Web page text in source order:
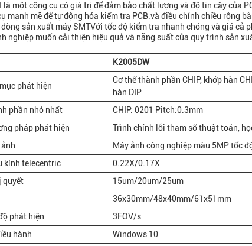
một công cụ có giá trị để đảm bảo chất lượng và độ tin cậy của
mạnh mẽ để tự động hóa kiểm tra PCB.và điều chỉnh chiều rộng
sản xuất máy SMTVới tốc độ kiểm tra nhanh chóng và giá cả
nghiệp muốn cải thiện hiệu quả và năng suất của quy trình sản
K2005DW
phát hiện
Cơ thể thành phần CHIP, khớp hàn
hàn DIP
phần nhỏ nhất
CHIP: 0201 Pitch:0.3mm
pháp phát hiện
Trình chỉnh lỗi tham số thuật toán,
ảnh
Máy ảnh công nghiệp màu 5MP tốc
kính telecentric
0.22X/0.17X
quyết
15um/20um/25um
36x30mm/48x40mm/61x51mm
phát hiện
3FOV/s
hành Windows 10